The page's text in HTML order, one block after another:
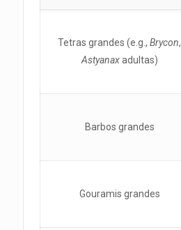
Tetras grandes (e.g.,Brycon,
Astyanaxadultas)
Barbos grandes
Gouramis grandes